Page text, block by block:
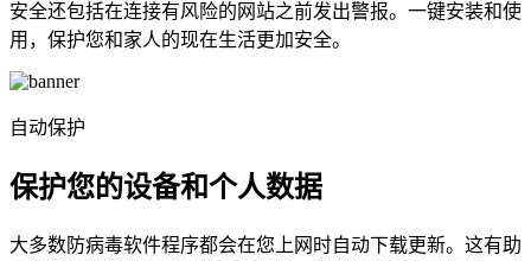
安全还包括在连接有风险的网站之前发出警报。一键安装和使
用，保护您和家人的现在生活更加安全。
自动保护
保护您的设备和个人数据
大多数防病毒软件程序都会在您上网时自动下载更新。这有助